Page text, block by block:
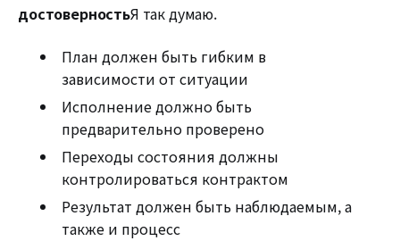
достоверностьЯ так думаю.
План должен быть гибким в
зависимости от ситуации
Исполнение должно быть
предварительно проверено
Переходы состояния должны
контролироваться контрактом
Результат должен быть наблюдаемым, а
также и процесс